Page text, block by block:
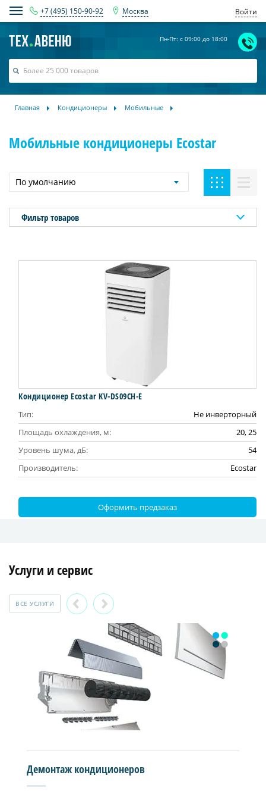
+7 (495) 150-90-92 Москва Войти
Пн-Пт: с 09:00 до 18:00
Главная Кондиционеры Мобильные
Мобильные кондиционеры Ecostar
По умолчанию
Фильтр товаров
Кондиционер Ecostar KV-DS09CH-E
Тип:
Не инверторный
Площадь охлаждения, м:
20, 25
Уровень шума, дБ:
54
Производитель:
Ecostar
Оформить предзаказ
Услуги и сервис
ВСЕ УСЛУГИ
Демонтаж кондиционеров